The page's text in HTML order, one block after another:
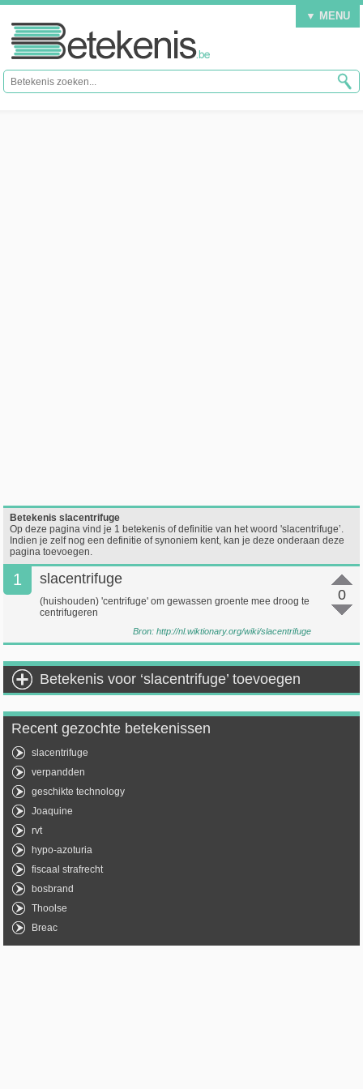
▼ MENU
Betekenis slacentrifuge
Op deze pagina vind je 1 betekenis of definitie van het woord 'slacentrifuge’.
Indien je zelf nog een definitie of synoniem kent, kan je deze onderaan deze
pagina toevoegen.
1
0
slacentrifuge
(huishouden) 'centrifuge' om gewassen groente mee droog te
centrifugeren
Bron: http://nl.wiktionary.org/wiki/slacentrifuge
Betekenis voor ‘slacentrifuge’ toevoegen
Recent gezochte betekenissen
slacentrifuge
verpandden
geschikte technology
Joaquine
rvt
hypo-azoturia
fiscaal strafrecht
bosbrand
Thoolse
Breac